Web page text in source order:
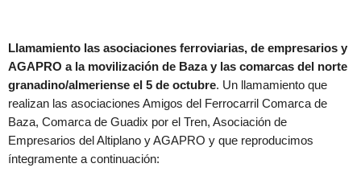
Llamamiento las asociaciones ferroviarias, de empresarios y
AGAPRO a la movilización de Baza y las comarcas del norte
granadino/almeriense el 5 de octubre. Un llamamiento que
realizan las asociaciones Amigos del Ferrocarril Comarca de
Baza, Comarca de Guadix por el Tren, Asociación de
Empresarios del Altiplano y AGAPRO y que reproducimos
íntegramente a continuación: